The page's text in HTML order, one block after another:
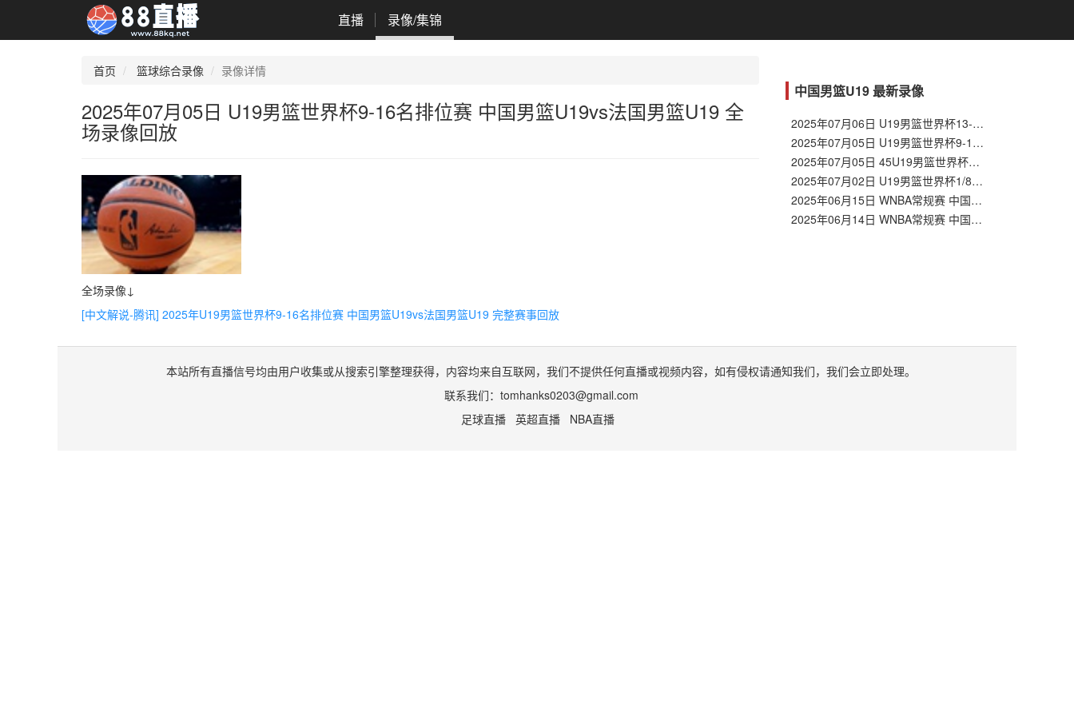
直播 录像/集锦
首页 篮球综合录像 录像详情
2025年07月05日 U19男篮世界杯9-16名排位赛 中国男篮U19vs法国男篮U19 全
场录像回放
全场录像↓
[中文解说-腾讯] 2025年U19男篮世界杯9-16名排位赛 中国男篮U19vs法国男篮U19 完整赛事回放
中国男篮U19 最新录像
2025年07月06日 U19男篮世界杯13-14名排位赛 中国男篮U19vs喀麦隆男篮U19 全场录像回放
2025年07月05日 U19男篮世界杯9-16名排位赛 中国男篮U19vs法国男篮U19 全场录像回放
2025年07月05日 45U19男篮世界杯9-16名排位赛 中国男篮U19vs法国男篮U19 全场录像回放
2025年07月02日 U19男篮世界杯1/8决赛 新西兰男篮U19vs中国男篮U19 全场录像回放
2025年06月15日 WNBA常规赛 中国男篮U19vs美国纽约复兴者 全场录像回放
2025年06月14日 WNBA常规赛 中国男篮U19vs维尔茨堡 全场录像回放
本站所有直播信号均由用户收集或从搜索引擎整理获得，内容均来自互联网，我们不提供任何直播或视频内容，如有侵权请通知我们，我们会立即处理。
联系我们： tomhanks0203@gmail.com
足球直播 英超直播 NBA直播